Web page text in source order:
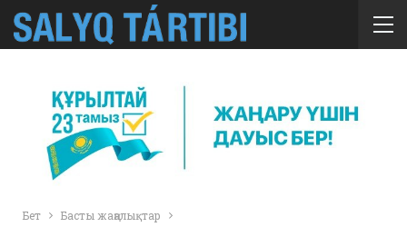
Бет Басты жаңалықтар